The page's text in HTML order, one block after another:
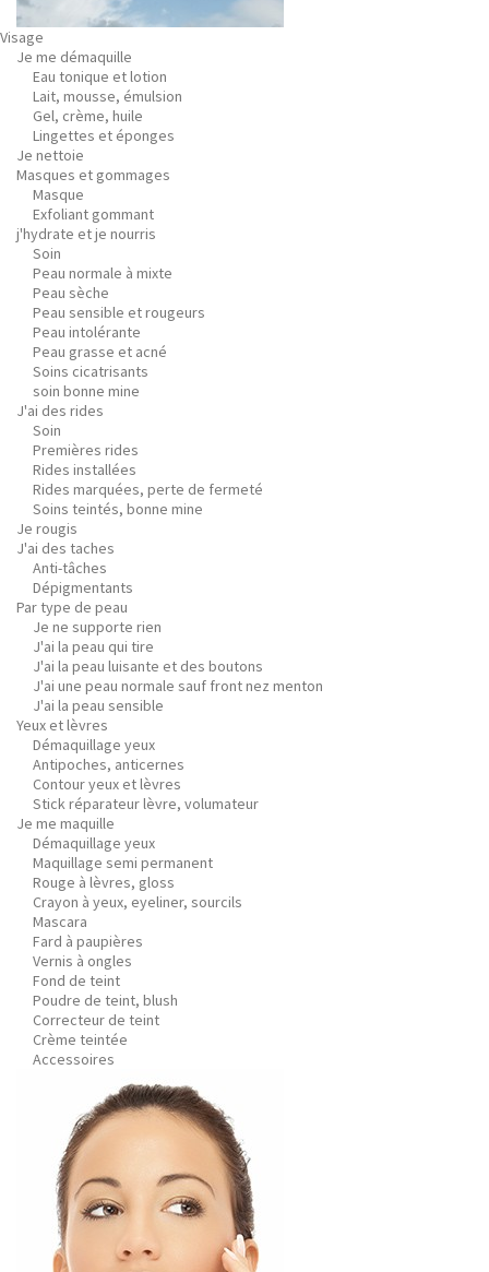
Visage
Je me démaquille
Eau tonique et lotion
Lait, mousse, émulsion
Gel, crème, huile
Lingettes et éponges
Je nettoie
Masques et gommages
Masque
Exfoliant gommant
j'hydrate et je nourris
Soin
Peau normale à mixte
Peau sèche
Peau sensible et rougeurs
Peau intolérante
Peau grasse et acné
Soins cicatrisants
soin bonne mine
J'ai des rides
Soin
Premières rides
Rides installées
Rides marquées, perte de fermeté
Soins teintés, bonne mine
Je rougis
J'ai des taches
Anti-tâches
Dépigmentants
Par type de peau
Je ne supporte rien
J'ai la peau qui tire
J'ai la peau luisante et des boutons
J'ai une peau normale sauf front nez menton
J'ai la peau sensible
Yeux et lèvres
Démaquillage yeux
Antipoches, anticernes
Contour yeux et lèvres
Stick réparateur lèvre, volumateur
Je me maquille
Démaquillage yeux
Maquillage semi permanent
Rouge à lèvres, gloss
Crayon à yeux, eyeliner, sourcils
Mascara
Fard à paupières
Vernis à ongles
Fond de teint
Poudre de teint, blush
Correcteur de teint
Crème teintée
Accessoires